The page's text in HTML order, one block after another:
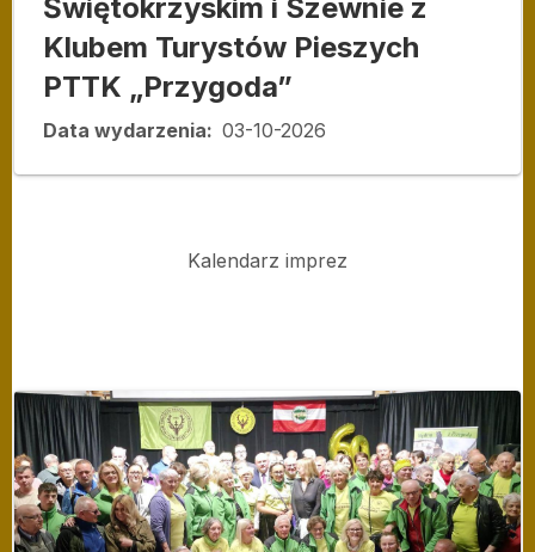
Świętokrzyskim i Szewnie z
Klubem Turystów Pieszych
PTTK „Przygoda”
Data wydarzenia 03-10-2026
Kalendarz imprez